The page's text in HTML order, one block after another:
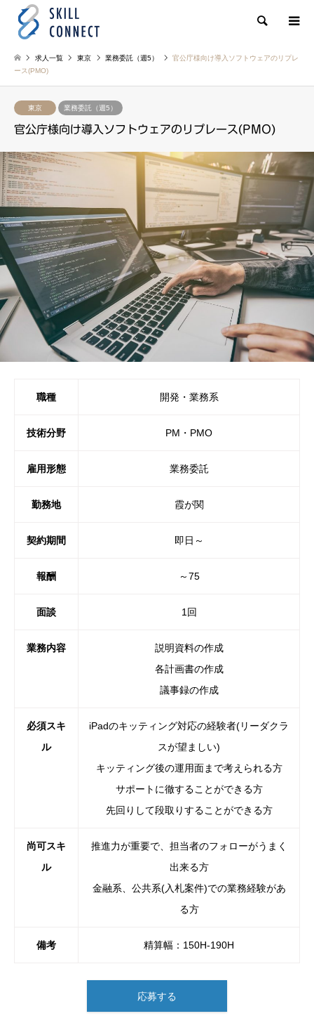
検索
求人一覧 東京 業務委託（週5）
官公庁様向け導入ソフトウェアのリプレ
ース(PMO)
東京 業務委託（週5）
官公庁様向け導入ソフトウェアのリプレース(PMO)
職種 開発・業務系
技術分野 PM・PMO
雇用形態 業務委託
勤務地 霞が関
契約期間 即日～
報酬 ～75
面談 1回
業務内容
説明資料の作成
各計画書の作成
議事録の作成
必須スキ
ル
iPadのキッティング対応の経験者(リーダクラ
スが望ましい)
キッティング後の運用面まで考えられる方
サポートに徹することができる方
先回りして段取りすることができる方
尚可スキ
ル
推進力が重要で、担当者のフォローがうまく
出来る方
金融系、公共系(入札案件)での業務経験があ
る方
備考 精算幅：150H-190H
応募する